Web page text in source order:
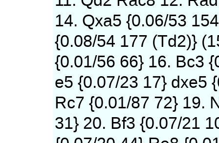
14. Qxa5 {0.06/53
{0.08/54 177 (Td2)}
{0.01/56 66} 16. Bc3
e5 {0.07/23 17} dxe5
Rc7 {0.01/87 72} 19.
31} 20. Bf3 {0.07/21